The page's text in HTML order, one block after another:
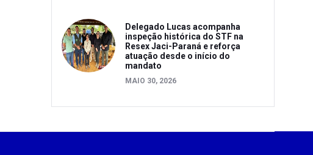
Delegado Lucas acompanha
inspeção histórica do STF na
Resex Jaci-Paraná e reforça
atuação desde o início do
mandato
MAIO 30, 2026